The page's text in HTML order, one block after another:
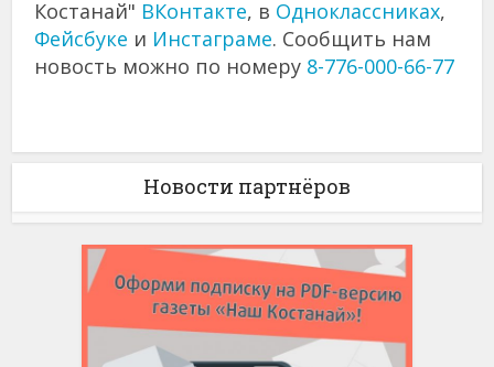
Костанай" ВКонтакте, в Одноклассниках,
Фейсбуке и Инстаграме. Сообщить нам
новость можно по номеру 8-776-000-66-77
Новости партнёров